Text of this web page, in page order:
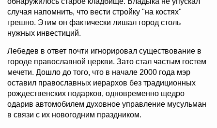
случая напомнить, что вести стройку "на костях"
грешно. Этим он фактически лишал город столь
нужных инвестиций.
Лебедев в ответ почти игнорировал существование в
городе православной церкви. Зато стал частым гостем
мечети. Дошло до того, что в начале 2000 года мэр
оставил православных иерархов без традиционных
рождественских подарков, одновременно щедро
одарив автомобилем духовное управление мусульман
в связи с их новогодним праздником.